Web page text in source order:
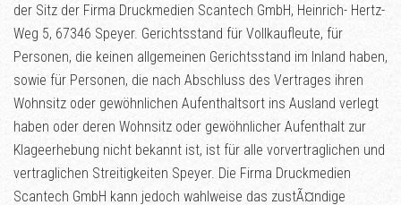
der Sitz der Firma Druckmedien Scantech GmbH, Heinrich- Hertz-
Weg 5, 67346 Speyer. Gerichtsstand für Vollkaufleute, für
Personen, die keinen allgemeinen Gerichtsstand im Inland haben,
sowie für Personen, die nach Abschluss des Vertrages ihren
Wohnsitz oder gewöhnlichen Aufenthaltsort ins Ausland verlegt
haben oder deren Wohnsitz oder gewöhnlicher Aufenthalt zur
Klageerhebung nicht bekannt ist, ist für alle vorvertraglichen und
vertraglichen Streitigkeiten Speyer. Die Firma Druckmedien
Scantech GmbH kann jedoch wahlweise das zustÃ¤ndige